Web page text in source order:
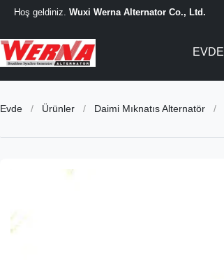
Hoş geldiniz. Wuxi Werna Alternator Co., Ltd.
EVDE
Evde / Ürünler / Daimi Mıknatıs Alternatör /